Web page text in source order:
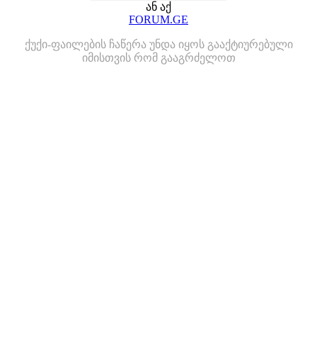
ან აქ
FORUM.GE
ქუქი-ფაილების ჩაწერა უნდა იყოს გააქტიურებული
იმისთვის რომ გააგრძელოთ